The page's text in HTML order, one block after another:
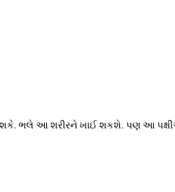
શકે. ભલે આ શરીરને ખાઈ શકશે. પણ આ